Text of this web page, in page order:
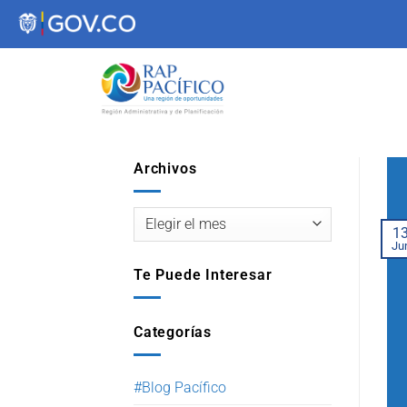
contenido
Archivos
Te Puede Interesar
Categorías
#Blog Pacífico